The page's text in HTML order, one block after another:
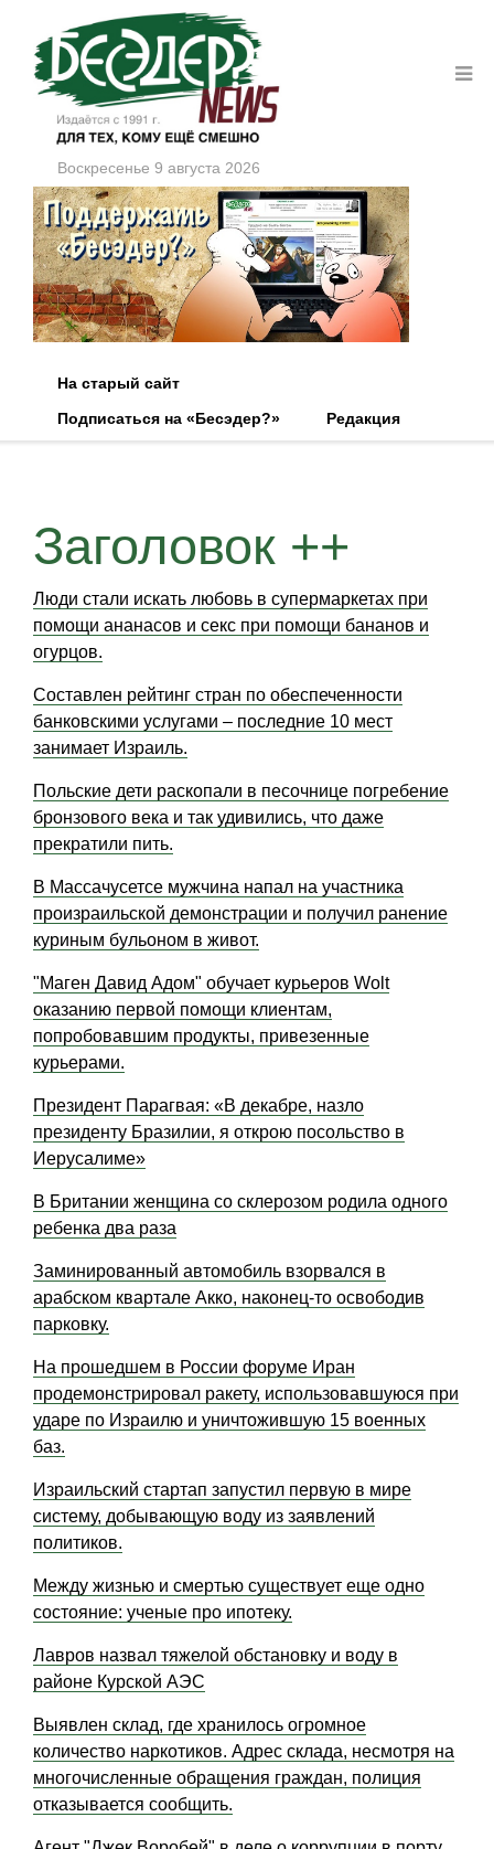
Воскресенье 9 августа 2026
На старый сайт
Подписаться на «Бесэдер?»
Редакция
Заголовок ++
Люди стали искать любовь в супермаркетах при
помощи ананасов и секс при помощи бананов и
огурцов.
Составлен рейтинг стран по обеспеченности
банковскими услугами – последние 10 мест
занимает Израиль.
Польские дети раскопали в песочнице погребение
бронзового века и так удивились, что даже
прекратили пить.
В Массачусетсе мужчина напал на участника
произраильской демонстрации и получил ранение
куриным бульоном в живот.
"Маген Давид Адом" обучает курьеров Wolt
оказанию первой помощи клиентам,
попробовавшим продукты, привезенные
курьерами.
Президент Парагвая: «В декабре, назло
президенту Бразилии, я открою посольство в
Иерусалиме»
В Британии женщина со склерозом родила одного
ребенка два раза
Заминированный автомобиль взорвался в
арабском квартале Акко, наконец-то освободив
парковку.
На прошедшем в России форуме Иран
продемонстрировал ракету, использовавшуюся при
ударе по Израилю и уничтожившую 15 военных
баз.
Израильский стартап запустил первую в мире
систему, добывающую воду из заявлений
политиков.
Между жизнью и смертью существует еще одно
состояние: ученые про ипотеку.
Лавров назвал тяжелой обстановку и воду в
районе Курской АЭС
Выявлен склад, где хранилось огромное
количество наркотиков. Адрес склада, несмотря на
многочисленные обращения граждан, полиция
отказывается сообщить.